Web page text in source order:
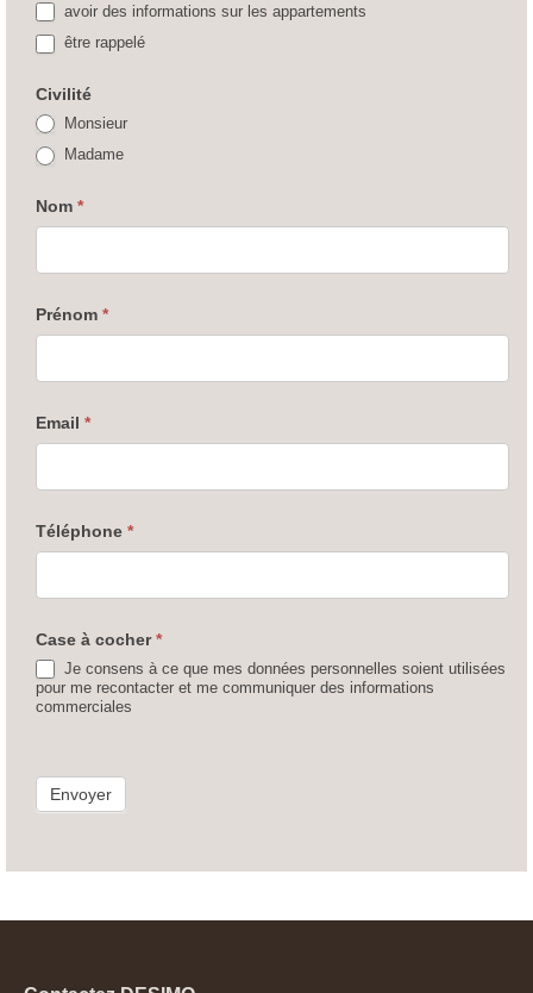
Benoit
Malon
avoir des informations sur les appartements
être rappelé
Civilité
Monsieur
Madame
Nom *
Prénom *
Email *
Téléphone *
Case à cocher*
Je consens à ce que mes données personnelles soient utilisées
pour me recontacter et me communiquer des informations
commerciales
Envoyer